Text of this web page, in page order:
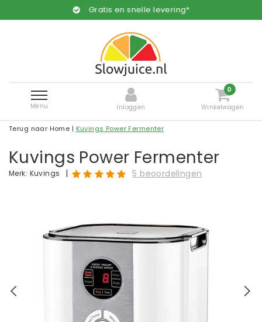
Gratis en snelle levering*
Menu Inloggen
0
Winkelwagen
Terug naar Home | Kuvings Power Fermenter
Kuvings Power Fermenter
Merk: Kuvings | 5 beoordelingen